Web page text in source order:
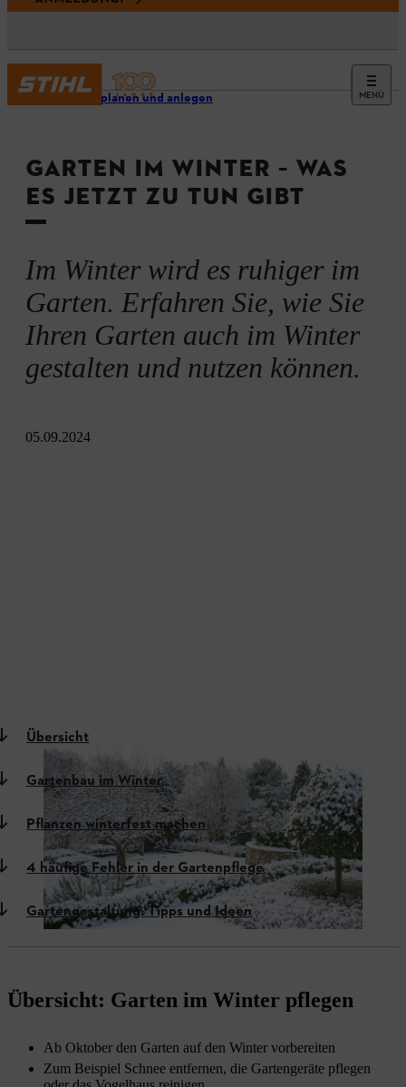
MENÜ
Garten planen und anlegen
GARTEN IM WINTER – WAS
ES JETZT ZU TUN GIBT
Im Winter wird es ruhiger im
Garten. Erfahren Sie, wie Sie
Ihren Garten auch im Winter
gestalten und nutzen können.
05.09.2024
Übersicht
Gartenbau im Winter
Pflanzen winterfest machen
4 häufige Fehler in der Gartenpflege
Gartengestaltung: Tipps und Ideen
Übersicht: Garten im Winter pflegen
Ab Oktober den Garten auf den Winter vorbereiten
Zum Beispiel Schnee entfernen, die Gartengeräte pflegen